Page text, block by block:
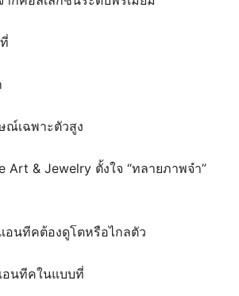
เฉพาะตัวสูง
Art & Jewelry ตั้งใจ “ทลายภาพจำ”
นทีคต้องดูโตหรือไกลตัว
อนทีคในแบบที่